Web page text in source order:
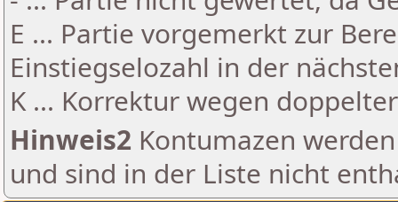
E ... Partie vorgemerkt zur
Einstiegselozahl in der
K ... Korrektur wegen
Hinweis2 Kontumazen
und sind in der Liste nicht